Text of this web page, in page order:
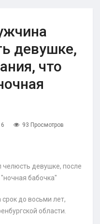
девушке,
что
93 Просмотров
до восьми лет,
области.